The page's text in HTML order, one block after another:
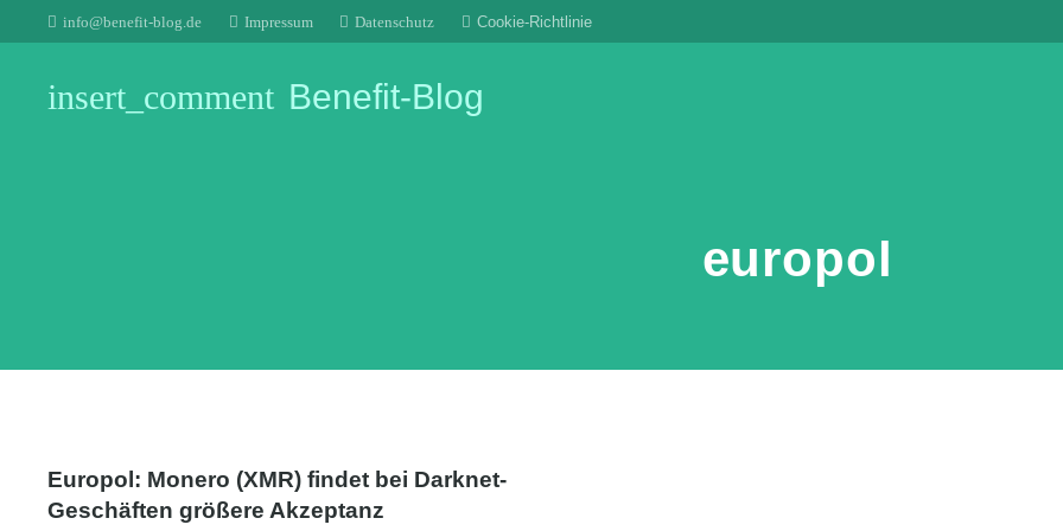
info@benefit-blog.de Impressum Datenschutz Cookie-Richtlinie
insert_comment Benefit-Blog
europol
Europol: Monero (XMR) findet bei Darknet-
Geschäften größere Akzeptanz